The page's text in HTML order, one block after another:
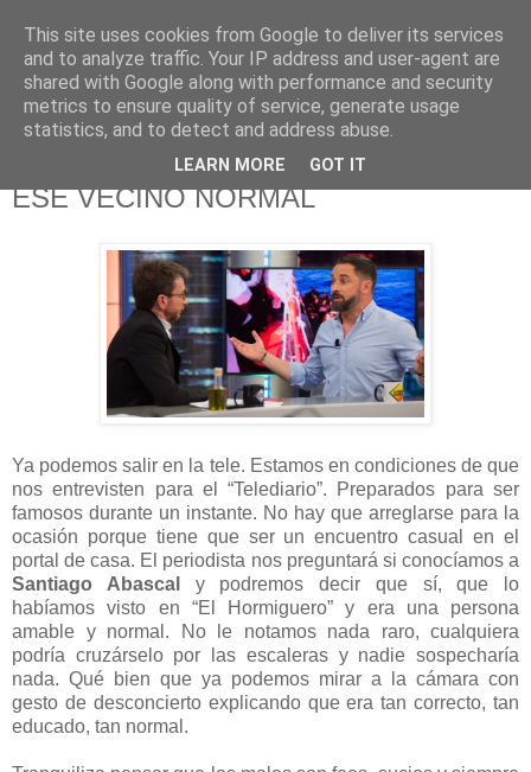
625 RANAS
LA TELEVISIÓN DESDE EL PUNTO DE VISTA BATRACIO
ESE VECINO NORMAL
Ya podemos salir en la tele. Estamos en condiciones de que
nos entrevisten para el “Telediario”. Preparados para ser
famosos durante un instante. No hay que arreglarse para la
ocasión porque tiene que ser un encuentro casual en el
portal de casa. El periodista nos preguntará si conocíamos a
Santiago Abascal
y podremos decir que sí, que lo
habíamos visto en “El Hormiguero” y era una persona
amable y normal. No le notamos nada raro, cualquiera
podría cruzárselo por las escaleras y nadie sospecharía
nada. Qué bien que ya podemos mirar a la cámara con
gesto de desconcierto explicando que era tan correcto, tan
educado, tan normal.
This site uses cookies from Google to deliver its services
and to analyze traffic. Your IP address and user-agent are
shared with Google along with performance and security
metrics to ensure quality of service, generate usage
statistics, and to detect and address abuse.
LEARN MORE GOT IT